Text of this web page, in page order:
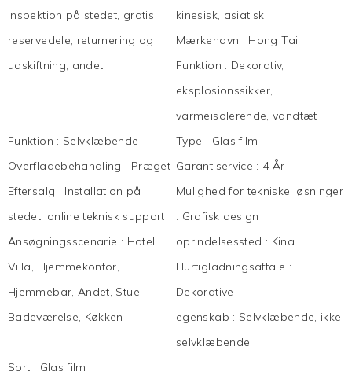
inspektion på stedet, gratis
reservedele, returnering og
udskiftning, andet
kinesisk, asiatisk
Mærkenavn : Hong Tai
Funktion : Dekorativ,
eksplosionssikker,
varmeisolerende, vandtæt
Funktion : Selvklæbende Type : Glas film
Overfladebehandling : Præget Garantiservice : 4 År
Eftersalg : Installation på
stedet, online teknisk support
Mulighed for tekniske løsninger
: Grafisk design
Ansøgningsscenarie : Hotel,
Villa, Hjemmekontor,
Hjemmebar, Andet, Stue,
Badeværelse, Køkken
oprindelsessted : Kina
Hurtigladningsaftale :
Dekorative
egenskab : Selvklæbende, ikke
selvklæbende
Sort : Glas film